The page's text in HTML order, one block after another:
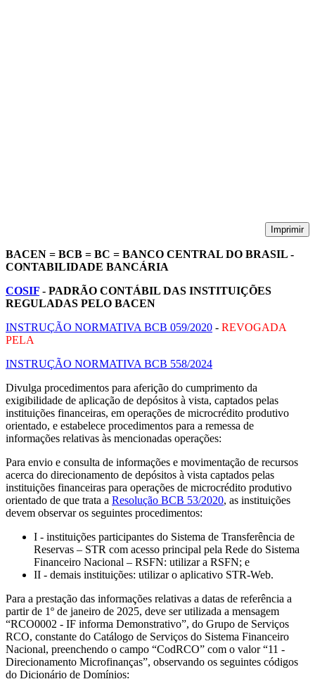
Imprimir
BACEN = BCB = BC = BANCO CENTRAL DO BRASIL -
CONTABILIDADE BANCÁRIA
COSIF - PADRÃO CONTÁBIL DAS INSTITUIÇÕES
REGULADAS PELO BACEN
INSTRUÇÃO NORMATIVA BCB 059/2020 - REVOGADA
PELA
INSTRUÇÃO NORMATIVA BCB 558/2024
Divulga procedimentos para aferição do cumprimento da
exigibilidade de aplicação de depósitos à vista, captados pelas
instituições financeiras, em operações de microcrédito produtivo
orientado, e estabelece procedimentos para a remessa de
informações relativas às mencionadas operações:
Para envio e consulta de informações e movimentação de recursos
acerca do direcionamento de depósitos à vista captados pelas
instituições financeiras para operações de microcrédito produtivo
orientado de que trata a Resolução BCB 53/2020, as instituições
devem observar os seguintes procedimentos:
I - instituições participantes do Sistema de Transferência de
Reservas – STR com acesso principal pela Rede do Sistema
Financeiro Nacional – RSFN: utilizar a RSFN; e
II - demais instituições: utilizar o aplicativo STR-Web.
Para a prestação das informações relativas a datas de referência a
partir de 1º de janeiro de 2025, deve ser utilizada a mensagem
“RCO0002 - IF informa Demonstrativo”, do Grupo de Serviços
RCO, constante do Catálogo de Serviços do Sistema Financeiro
Nacional, preenchendo o campo “CodRCO” com o valor “11 -
Direcionamento Microfinanças”, observando os seguintes códigos
do Dicionário de Domínios: